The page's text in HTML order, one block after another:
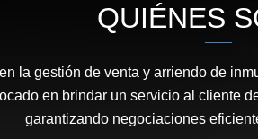
QUIÉNES
la gestión de venta y arriendo de
en brindar un servicio al cliente
garantizando negociaciones